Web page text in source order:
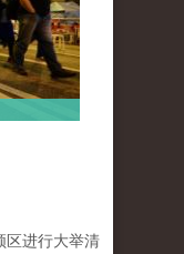
区进行大举清